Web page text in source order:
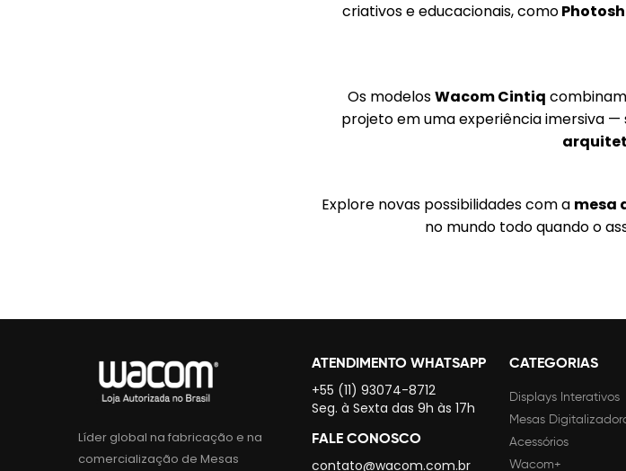
criativos e educacionais, como
Os modelosWacom Cintiq
projeto em uma experiência imersiva
Explore novas possibilidades com a mesa
no mundo todo quando o
Líder global na fabricação e na
comercialização de Mesas
ATENDIMENTO WHATSAPP
+55 (11) 93074-8712
Seg. à Sexta das 9h às 17h
FALE CONOSCO
contato@wacom.com.br
CATEGORIAS
Displays Interativos
Mesas
Acessórios
Wacom+